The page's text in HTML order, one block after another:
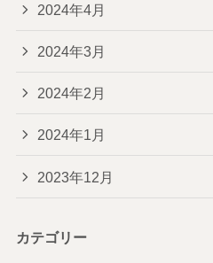
2024年4月
2024年3月
2024年2月
2024年1月
2023年12月
カテゴリー